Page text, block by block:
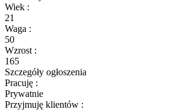
Wiek :
21
Waga :
50
Wzrost :
165
Szczegóły ogłoszenia
Pracuję :
Prywatnie
Przyjmuję klientów :